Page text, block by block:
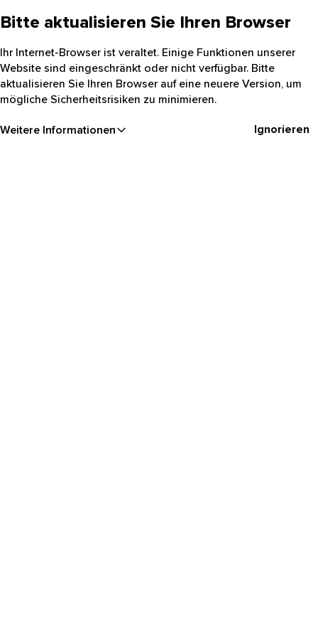
Bitte aktualisieren Sie Ihren Browser
Ihr Internet-Browser ist veraltet. Einige Funktionen unserer
Website sind eingeschränkt oder nicht verfügbar. Bitte
aktualisieren Sie Ihren Browser auf eine neuere Version, um
mögliche Sicherheitsrisiken zu minimieren.
Weitere Informationen Ignorieren